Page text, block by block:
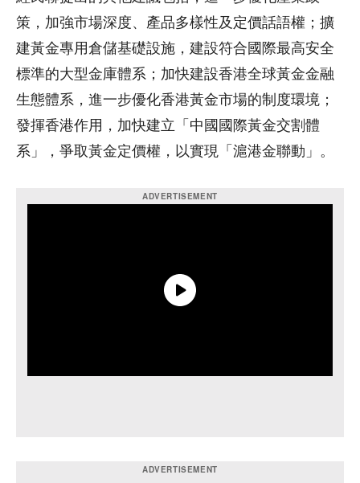
策，加強市場深度、產品多樣性及定價話語權；擴
建黃金專用倉儲基礎設施，建設符合國際最高安全
標準的大型金庫體系；加快建設香港全球黃金金融
生態體系，進一步優化香港黃金市場的制度環境；
發揮香港作用，加快建立「中國國際黃金交割體
系」，爭取黃金定價權，以實現「滬港金聯動」。